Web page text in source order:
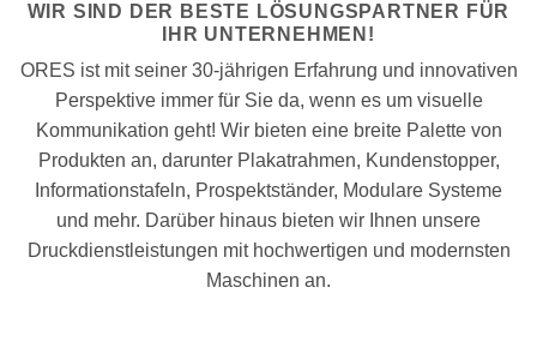
WIR SIND DER BESTE LÖSUNGSPARTNER FÜR
IHR UNTERNEHMEN!
ORES ist mit seiner 30-jährigen Erfahrung und innovativen
Perspektive immer für Sie da, wenn es um visuelle
Kommunikation geht! Wir bieten eine breite Palette von
Produkten an, darunter Plakatrahmen, Kundenstopper,
Informationstafeln, Prospektständer, Modulare Systeme
und mehr. Darüber hinaus bieten wir Ihnen unsere
Druckdienstleistungen mit hochwertigen und modernsten
Maschinen an.